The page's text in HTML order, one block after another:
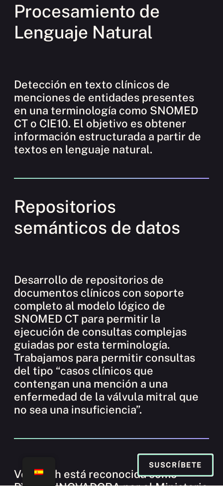
Procesamiento de
Lenguaje Natural
Detección en texto clínicos de
menciones de entidades presentes
en una terminología como SNOMED
CT o CIE10. El objetivo es obtener
información estructurada a partir de
textos en lenguaje natural.
Repositorios
semánticos de datos
Desarrollo de repositorios de
documentos clínicos con soporte
completo al modelo lógico de
SNOMED CT para permitir la
ejecución de consultas complejas
guiadas por esta terminología.
Trabajamos para permitir consultas
del tipo “casos clínicos que
contengan una mención a una
enfermedad de la válvula mitral que
no sea una insuficiencia”.
Veratech está reconocida como
SUSCRÍBETE